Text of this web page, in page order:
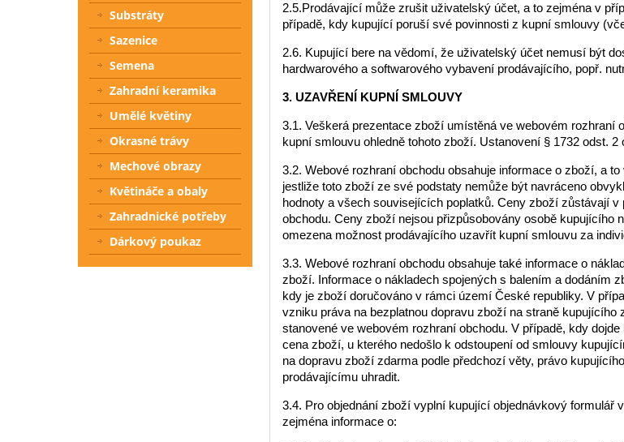
2.5.Prodávající může zrušit uživatelský účet, a to zejména v
případě, kdy kupující poruší své povinnosti z kupní smlouvy
2.6. Kupující bere na vědomí, že uživatelský účet nemusí být
hardwarového a softwarového vybavení prodávajícího, popř.
3. UZAVŘENÍ KUPNÍ SMLOUVY
3.1. Veškerá prezentace zboží umístěná ve webovém
kupní smlouvu ohledně tohoto zboží. Ustanovení § 1732 odst.
3.2. Webové rozhraní obchodu obsahuje informace o zboží, a
jestliže toto zboží ze své podstaty nemůže být navráceno
hodnoty a všech souvisejících poplatků. Ceny zboží zůstávají
obchodu. Ceny zboží nejsou přizpůsobovány osobě
omezena možnost prodávajícího uzavřít kupní smlouvu za
3.3. Webové rozhraní obchodu obsahuje také informace o
zboží. Informace o nákladech spojených s balením a dodáním
kdy je zboží doručováno v rámci území České republiky. V
vzniku práva na bezplatnou dopravu zboží na straně
stanovené ve webovém rozhraní obchodu. V případě, kdy
cena zboží, u kterého nedošlo k odstoupení od smlouvy
na dopravu zboží zdarma podle předchozí věty, právo
prodávajícímu uhradit.
3.4. Pro objednání zboží vyplní kupující objednávkový formulář
zejména informace o:
Substráty
Sazenice
Semena
Zahradní keramika
Umělé květiny
Okrasné trávy
Mechové obrazy
Květináče a obaly
Zahradnické potřeby
Dárkový poukaz